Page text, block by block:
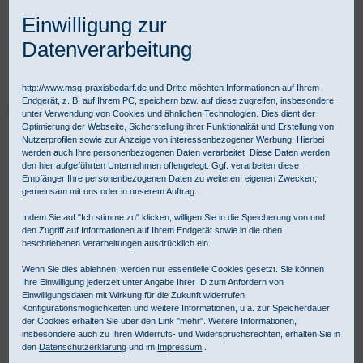
Praxisbedarf Shop Diagnostik Allgemeine Diagnostik
Reflexhämmer
Luxamed Reflexhammer nach Trömner WEISS
Einwilligung zur
Datenverarbeitung
http://www.msg-praxisbedarf.de und Dritte möchten Informationen auf Ihrem
Endgerät, z. B. auf Ihrem PC, speichern bzw. auf diese zugreifen, insbesondere
unter Verwendung von Cookies und ähnlichen Technologien. Dies dient der
Optimierung der Webseite, Sicherstellung ihrer Funktionalität und Erstellung von
Nutzerprofilen sowie zur Anzeige von interessenbezogener Werbung. Hierbei
werden auch Ihre personenbezogenen Daten verarbeitet. Diese Daten werden
den hier aufgeführten Unternehmen offengelegt. Ggf. verarbeiten diese
Empfänger Ihre personenbezogenen Daten zu weiteren, eigenen Zwecken,
gemeinsam mit uns oder in unserem Auftrag.
Indem Sie auf "Ich stimme zu" klicken, willigen Sie in die Speicherung von und
den Zugriff auf Informationen auf Ihrem Endgerät sowie in die oben
beschriebenen Verarbeitungen ausdrücklich ein.
Wenn Sie dies ablehnen, werden nur essentielle Cookies gesetzt. Sie können
Ihre Einwilligung jederzeit unter Angabe Ihrer ID zum Anfordern von
Einwilligungsdaten mit Wirkung für die Zukunft widerrufen.
Konfigurationsmöglichkeiten und weitere Informationen, u.a. zur Speicherdauer
der Cookies erhalten Sie über den Link "mehr". Weitere Informationen,
insbesondere auch zu Ihren Widerrufs- und Widerspruchsrechten, erhalten Sie in
den Datenschutzerklärung und im Impressum